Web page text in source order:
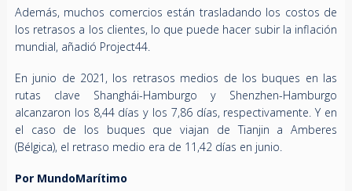
Además, muchos comercios están trasladando los costos de
los retrasos a los clientes, lo que puede hacer subir la inflación
mundial, añadió Project44.
En junio de 2021, los retrasos medios de los buques en las
rutas clave Shanghái-Hamburgo y Shenzhen-Hamburgo
alcanzaron los 8,44 días y los 7,86 días, respectivamente. Y en
el caso de los buques que viajan de Tianjin a Amberes
(Bélgica), el retraso medio era de 11,42 días en junio.
Por MundoMarítimo